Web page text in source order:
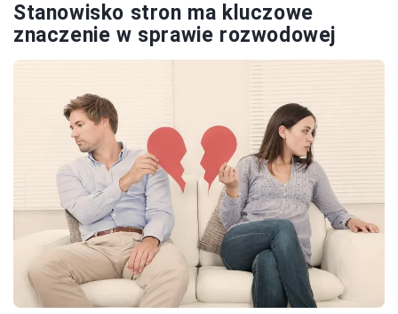
Stanowisko stron ma kluczowe
znaczenie w sprawie rozwodowej